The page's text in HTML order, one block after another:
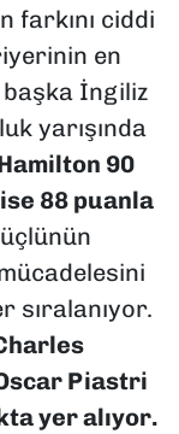
farkını ciddi
en
İngiliz
yarışında
90
88 puanla
sıralanıyor.
Piastri
yer alıyor.